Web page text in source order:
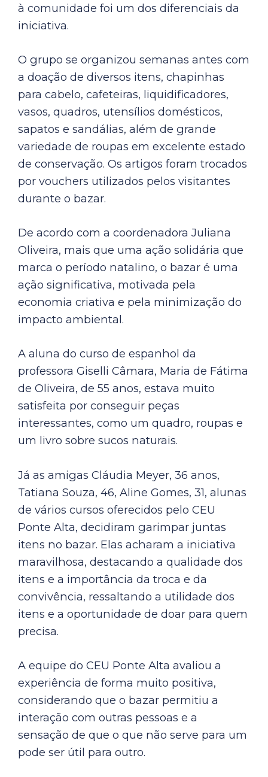
à comunidade foi um dos diferenciais da
iniciativa.
O grupo se organizou semanas antes com
a doação de diversos itens, chapinhas
para cabelo, cafeteiras, liquidificadores,
vasos, quadros, utensílios domésticos,
sapatos e sandálias, além de grande
variedade de roupas em excelente estado
de conservação. Os artigos foram trocados
por vouchers utilizados pelos visitantes
durante o bazar.
De acordo com a coordenadora Juliana
Oliveira, mais que uma ação solidária que
marca o período natalino, o bazar é uma
ação significativa, motivada pela
economia criativa e pela minimização do
impacto ambiental.
A aluna do curso de espanhol da
professora Giselli Câmara, Maria de Fátima
de Oliveira, de 55 anos, estava muito
satisfeita por conseguir peças
interessantes, como um quadro, roupas e
um livro sobre sucos naturais.
Já as amigas Cláudia Meyer, 36 anos,
Tatiana Souza, 46, Aline Gomes, 31, alunas
de vários cursos oferecidos pelo CEU
Ponte Alta, decidiram garimpar juntas
itens no bazar. Elas acharam a iniciativa
maravilhosa, destacando a qualidade dos
itens e a importância da troca e da
convivência, ressaltando a utilidade dos
itens e a oportunidade de doar para quem
precisa.
A equipe do CEU Ponte Alta avaliou a
experiência de forma muito positiva,
considerando que o bazar permitiu a
interação com outras pessoas e a
sensação de que o que não serve para um
pode ser útil para outro.